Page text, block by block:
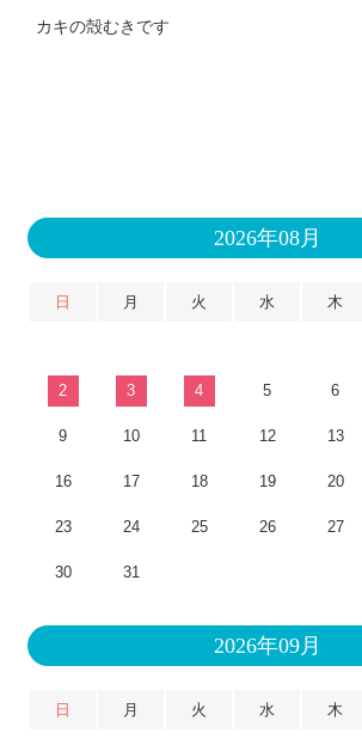
カキの殻むきです
2026年08月
日 月 火 水 木
2 3 4 5 6
9 10 11 12 13
16 17 18 19 20
23 24 25 26 27
30 31
2026年09月
日 月 火 水 木